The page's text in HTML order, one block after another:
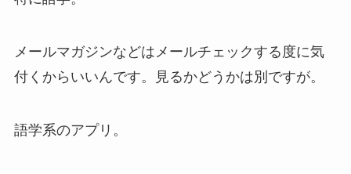
メールマガジンなどはメールチェックする度に気
付くからいいんです。見るかどうかは別ですが。
語学系のアプリ。